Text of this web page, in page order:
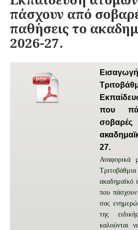
πάσχουν από
παθήσεις το
2026-27.
που
σοβαρές
27.
Αναφορικά
ακαδημαϊκό
που
σας
της
καλούνται